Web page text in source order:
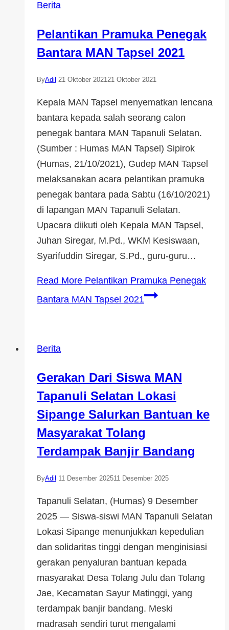
Berita
Pelantikan Pramuka Penegak
Bantara MAN Tapsel 2021
ByAdil 21 Oktober 202121 Oktober 2021
Kepala MAN Tapsel menyematkan lencana
bantara kepada salah seorang calon
penegak bantara MAN Tapanuli Selatan.
(Sumber : Humas MAN Tapsel) Sipirok
(Humas, 21/10/2021), Gudep MAN Tapsel
melaksanakan acara pelantikan pramuka
penegak bantara pada Sabtu (16/10/2021)
di lapangan MAN Tapanuli Selatan.
Upacara diikuti oleh Kepala MAN Tapsel,
Juhan Siregar, M.Pd., WKM Kesiswaan,
Syarifuddin Siregar, S.Pd., guru-guru…
Read More Pelantikan Pramuka Penegak
Bantara MAN Tapsel 2021
Berita
Gerakan Dari Siswa MAN
Tapanuli Selatan Lokasi
Sipange Salurkan Bantuan ke
Masyarakat Tolang
Terdampak Banjir Bandang
ByAdil 11 Desember 202511 Desember 2025
Tapanuli Selatan, (Humas) 9 Desember
2025 — Siswa-siswi MAN Tapanuli Selatan
Lokasi Sipange menunjukkan kepedulian
dan solidaritas tinggi dengan menginisiasi
gerakan penyaluran bantuan kepada
masyarakat Desa Tolang Julu dan Tolang
Jae, Kecamatan Sayur Matinggi, yang
terdampak banjir bandang. Meski
madrasah sendiri turut mengalami